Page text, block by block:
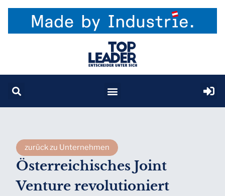
zurück zu Unternehmen
Österreichisches Joint
Venture revolutioniert